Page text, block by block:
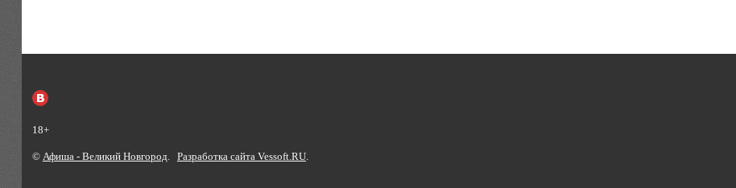
18+
© Афиша - Великий Новгород Разработка сайта Vessoft.RU.